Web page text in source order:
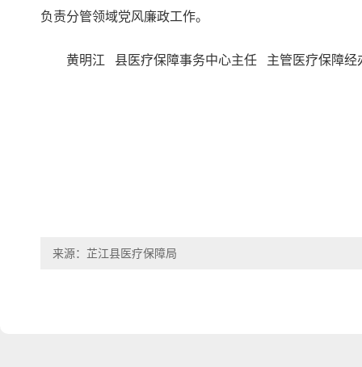
负责分管领域党风廉政工作。
黄明江 县医疗保障事务中心主任 主管医疗保障经
来源：芷江县医疗保障局